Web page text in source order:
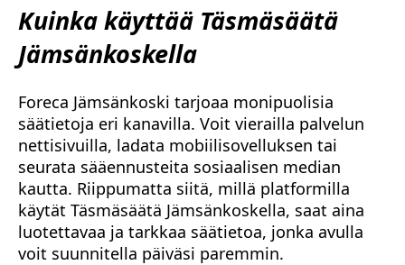
Kuinka käyttää Täsmäsäätä
Jämsänkoskella
Foreca Jämsänkoski tarjoaa monipuolisia
säätietoja eri kanavilla. Voit vierailla palvelun
nettisivuilla, ladata mobiilisovelluksen tai
seurata sääennusteita sosiaalisen median
kautta. Riippumatta siitä, millä platformilla
käytät Täsmäsäätä Jämsänkoskella, saat aina
luotettavaa ja tarkkaa säätietoa, jonka avulla
voit suunnitella päiväsi paremmin.